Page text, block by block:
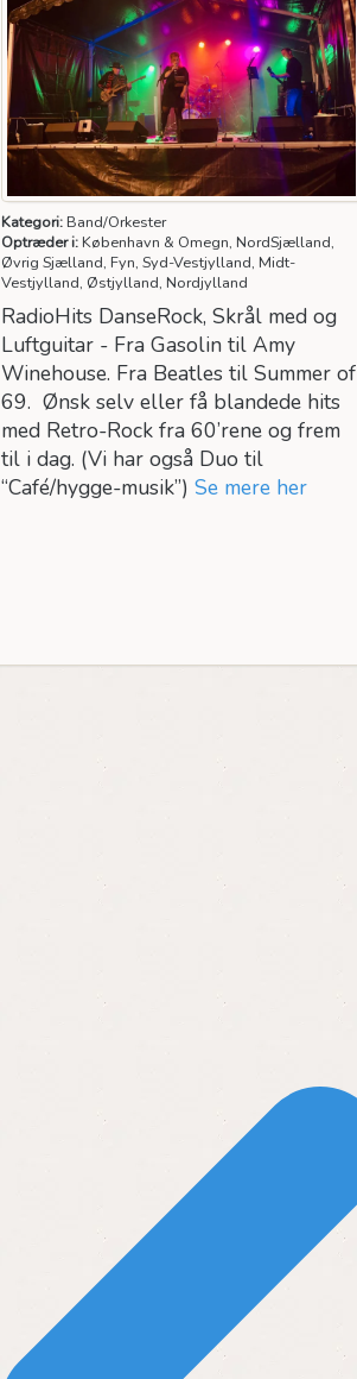
Kategori:Band/Orkester
Optræder i:København & Omegn, NordSjælland,
Øvrig Sjælland, Fyn, Syd-Vestjylland, Midt-
Vestjylland, Østjylland, Nordjylland
RadioHits DanseRock, Skrål med og
Luftguitar - Fra Gasolin til Amy
Winehouse. Fra Beatles til Summer of
69. Ønsk selv eller få blandede hits
med Retro-Rock fra 60’rene og frem
til i dag. (Vi har også Duo til
“Café/hygge-musik”) Se mere her